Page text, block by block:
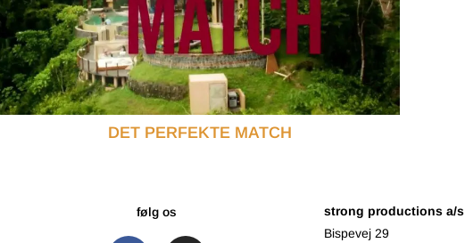
DET PERFEKTE MATCH
følg os
strong productions a/s
Bispevej 29